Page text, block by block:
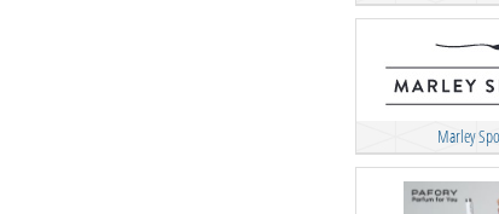
Marley